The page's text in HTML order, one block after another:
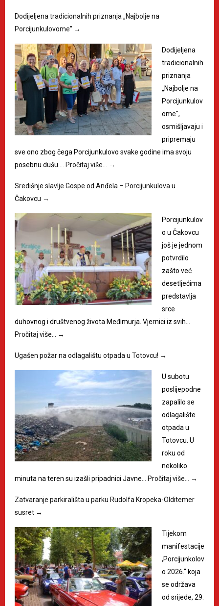
Dodijeljena tradicionalnih priznanja „Najbolje na
Porcijunkulovome” →
Dodijeljena
tradicionalnih
priznanja
„Najbolje na
Porcijunkulov
ome",
osmišljavaju i
pripremaju
sve ono zbog čega Porcijunkulovo svake godine ima svoju
posebnu dušu.…
Pročitaj više… →
Središnje slavlje Gospe od Anđela – Porcijunkulova u
Čakovcu →
Porcijunkulov
o u Čakovcu
još je jednom
potvrdilo
zašto već
desetljećima
predstavlja
srce
duhovnog i društvenog života Međimurja. Vjernici iz svih…
Pročitaj više…
→
Ugašen požar na odlagalištu otpada u Totovcu! →
U subotu
poslijepodne
zapalilo se
odlagalište
otpada u
Totovcu. U
roku od
nekoliko
minuta na teren su izašli pripadnici Javne…
Pročitaj više… →
Zatvaranje parkirališta u parku Rudolfa Kropeka-Olditemer
susret →
Tijekom
manifestacije
,Porcijunkolov
o 2026.“ koja
se održava
od srijede, 29.